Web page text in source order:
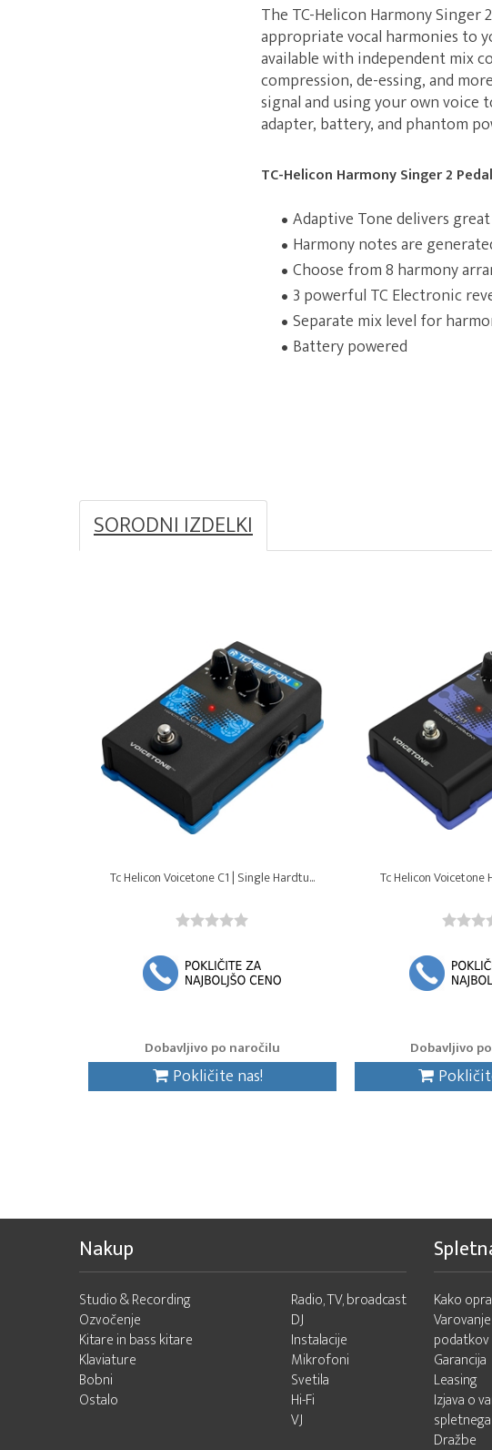
The TC-Helicon Harmony Singer
appropriate vocal harmonies to
available with independent mix
compression, de-essing, and
signal and using your own voice
adapter, battery, and phantom
TC-Helicon Harmony Singer 2
Adaptive Tone delivers
Harmony notes are
Choose from 8 harmony
3 powerful TC Electronic
Separate mix level for
Battery powered
SORODNI IZDELKI
Tc Helicon Voicetone C1 | Single Hardtu...
Dobavljivo po naročilu
Pokličite nas!
Tc Helicon Voicetone
Dobavljivo
Nakup
Studio & Recording
Ozvočenje
Kitare in bass kitare
Klaviature
Bobni
Ostalo
Radio, TV, broadcast
DJ
Instalacije
Mikrofoni
Svetila
Hi-Fi
VJ
Kako
podatkov
Garancija
Leasing
Izjava o
Dražbe